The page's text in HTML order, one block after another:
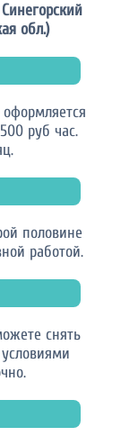
Синегорский
обл.)
руб час.
половине
работой.
снять